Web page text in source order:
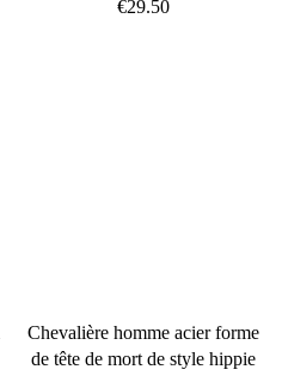
€29.50
Chevalière homme acier forme
de tête de mort de style hippie